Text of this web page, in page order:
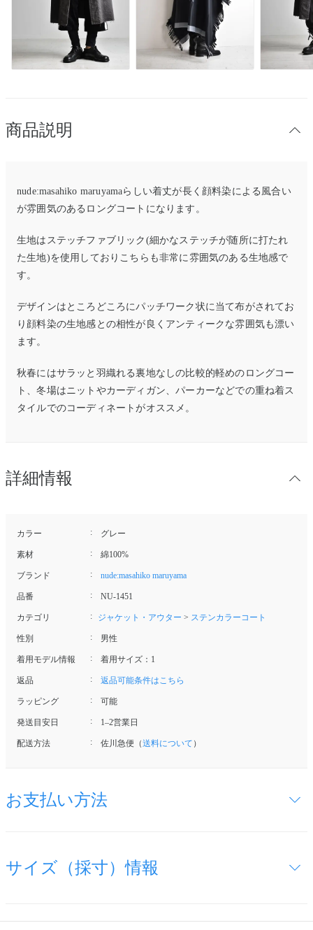
商品説明
nude:masahiko maruyamaらしい着丈が長く顔料染による風合い
が雰囲気のあるロングコートになります。
生地はステッチファブリック(細かなステッチが随所に打たれ
た生地)を使用しておりこちらも非常に雰囲気のある生地感で
す。
デザインはところどころにパッチワーク状に当て布がされてお
り顔料染の生地感との相性が良くアンティークな雰囲気も漂い
ます。
秋春にはサラッと羽織れる裏地なしの比較的軽めのロングコー
ト、冬場はニットやカーディガン、パーカーなどでの重ね着ス
タイルでのコーディネートがオススメ。
詳細情報
カラー グレー
素材 綿100%
ブランド nude:masahiko maruyama
品番 NU-1451
カテゴリ ジャケット・アウター > ステンカラーコート
性別 男性
着用モデル情報 着用サイズ：1
返品 返品可能条件はこちら
ラッピング 可能
発送目安日 1–2営業日
配送方法 佐川急便（送料について ）
お支払い方法
サイズ（採寸）情報